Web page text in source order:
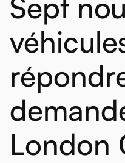
Sept
London